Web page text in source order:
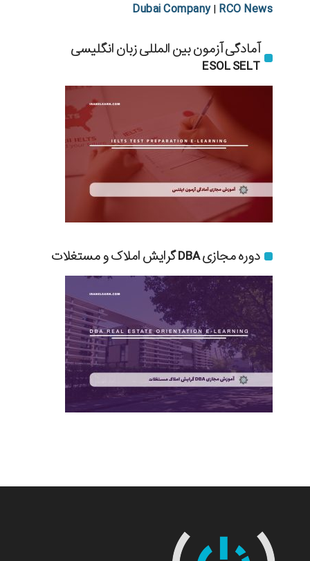
Dubai Company| RCO News
آمادگی آزمون بین المللی زبان انگلیسی
ESOL SELT
دوره مجازی DBA گرایش املاک و مستغلات